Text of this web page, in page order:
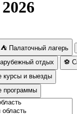
⛺ Палаточный лагерь
отдых
⚽
курсы и выезды
программы